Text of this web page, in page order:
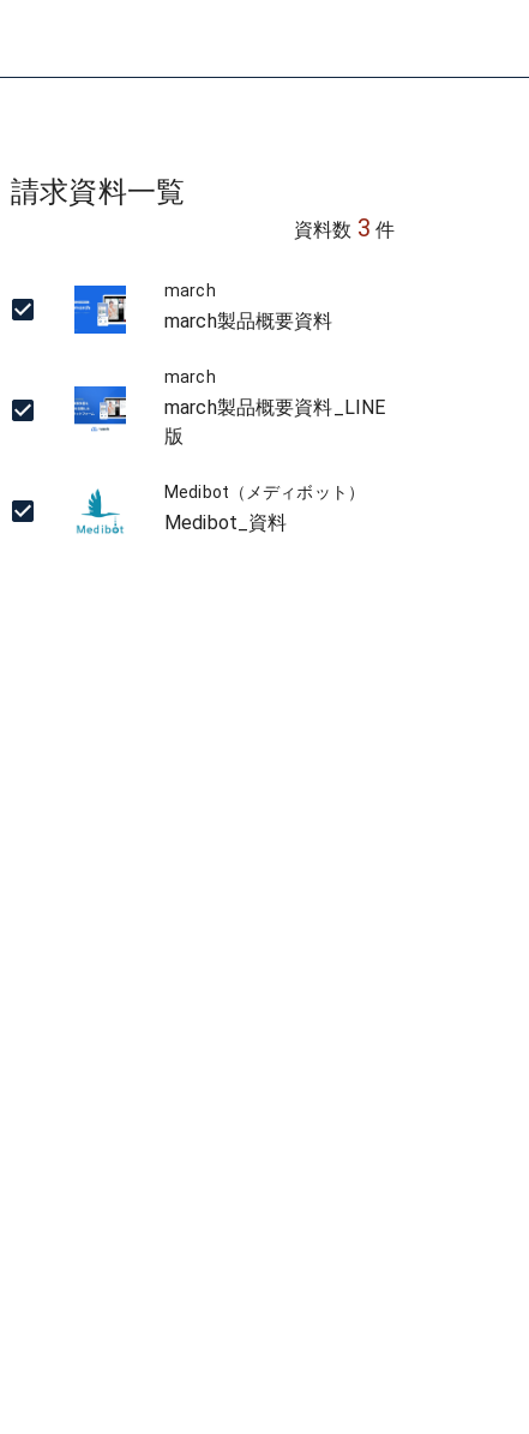
請求資料一覧
資料数 3 件
march
march製品概要資料
march
march製品概要資料_LINE
版
Medibot（メディボット）
Medibot_資料